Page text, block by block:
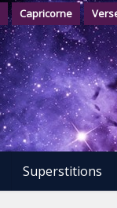
Capricorne
Superstitions